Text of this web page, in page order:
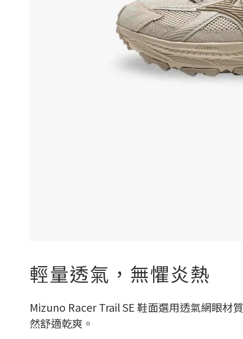
輕量透氣，無懼炎熱
Mizuno Racer Trail SE 鞋面選用透氣網眼材
然舒適乾爽。